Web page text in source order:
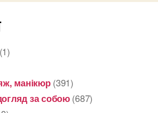
(1)
манікюр(391)
за собою(687)